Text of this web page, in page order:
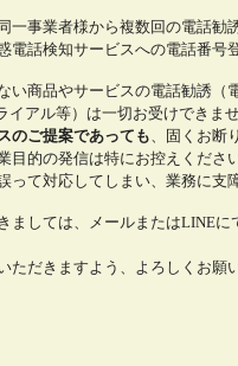
一事業者様から複数回の電話勧
電話検知サービスへの電話番号
い商品やサービスの電話勧誘（
イアル等）は一切お受けできませ
のご提案であっても、固くお断
目的の発信は特にお控えくださ
って対応してしまい、業務に支
ましては、メールまたはLINEに
ただきますよう、よろしくお願